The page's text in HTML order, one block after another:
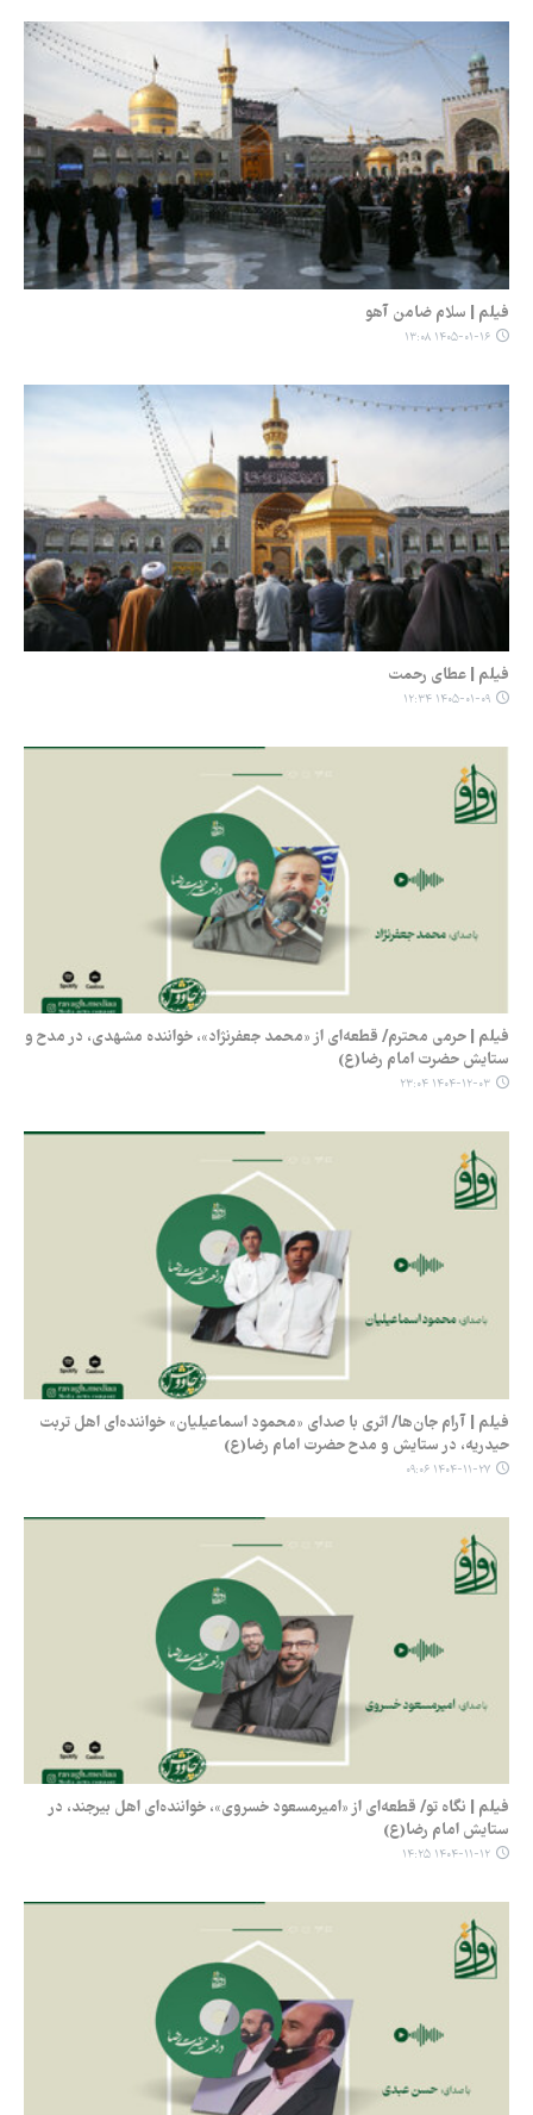
فیلم | سلام ضامن آهو
۱۴۰۵-۰۱-۱۶ ۱۳:۰۸
فیلم | عطای رحمت
۱۴۰۵-۰۱-۰۹ ۱۲:۳۴
فیلم | حرمی محترم/ قطعه‌ای از «محمد جعفرنژاد»، خواننده مشهدی، در مدح و
ستایش حضرت امام رضا(ع)
۱۴۰۴-۱۲-۰۳ ۲۳:۰۴
فیلم | آرام جان‌ها/ اثری با صدای «محمود اسماعیلیان» خواننده‌ای اهل تربت
حیدریه، در ستایش و مدح حضرت امام رضا(ع)
۱۴۰۴-۱۱-۲۷ ۰۹:۰۶
فیلم | نگاه تو/ قطعه‌ای از «امیرمسعود خسروی»، خواننده‌ای اهل بیرجند، در
ستایش امام رضا(ع)
۱۴۰۴-۱۱-۱۲ ۱۴:۲۵